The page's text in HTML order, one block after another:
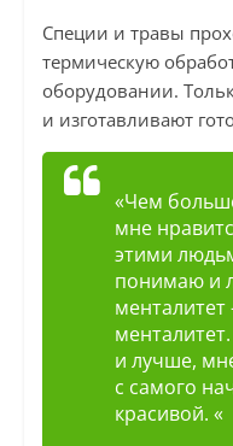
Специи и травы
термическую
оборудовании.
и изготавливают
«Чем
мне
этими
понимаю и
и лучше,
с самого
красивой. «